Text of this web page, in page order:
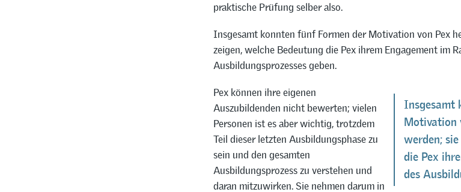
praktische Prüfung selber also.
Insgesamt konnten fünf Formen der Motivation von Pex
zeigen, welche Bedeutung die Pex ihrem Engagement im
Ausbildungsprozesses geben.
Insgesamt
Motivation
werden;
die Pex
des
Pex können ihre eigenen
Auszubildenden nicht bewerten; vielen
Personen ist es aber wichtig, trotzdem
Teil dieser letzten Ausbildungsphase zu
sein und den gesamten
Ausbildungsprozess zu verstehen und
daran mitzuwirken. Sie nehmen darum in